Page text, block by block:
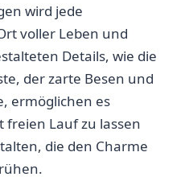
wird jede
voller Leben und
Details, wie die
‍der zarte⁣ Besen und
​ermöglichen es
Lauf zu lassen
die den Charme